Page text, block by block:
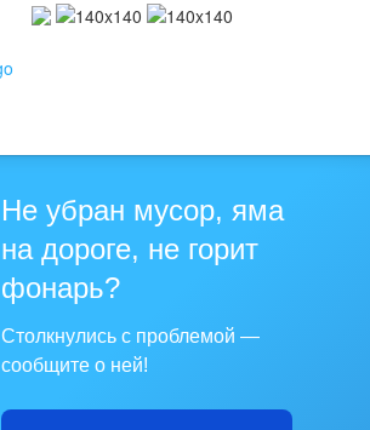
Не убран мусор, яма
на дороге, не горит
фонарь?
Столкнулись с проблемой —
сообщите о ней!